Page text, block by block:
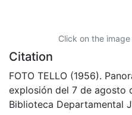
Click on the
Citation
FOTO TELLO (1956).
explosión del 7 de agosto
Biblioteca Departamental